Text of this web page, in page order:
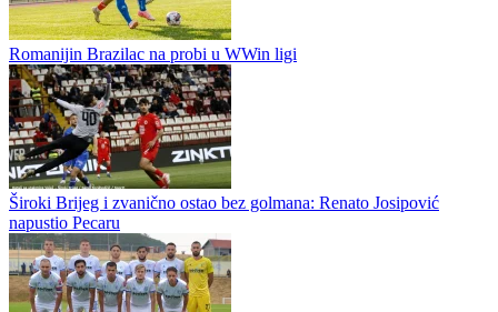
Milanović pred start sezone: Sloga je nepoznanica, fokus je na
našem timu
Široki Brijeg sutra na Pecari otvara novu sezonu Wwin lige BiH
duelom protiv Sloge iz Doboja, a trener Damir Milanović poručuje
da njegov tim u prvenstvo ulazi sa jasnim ciljevima, ali i...